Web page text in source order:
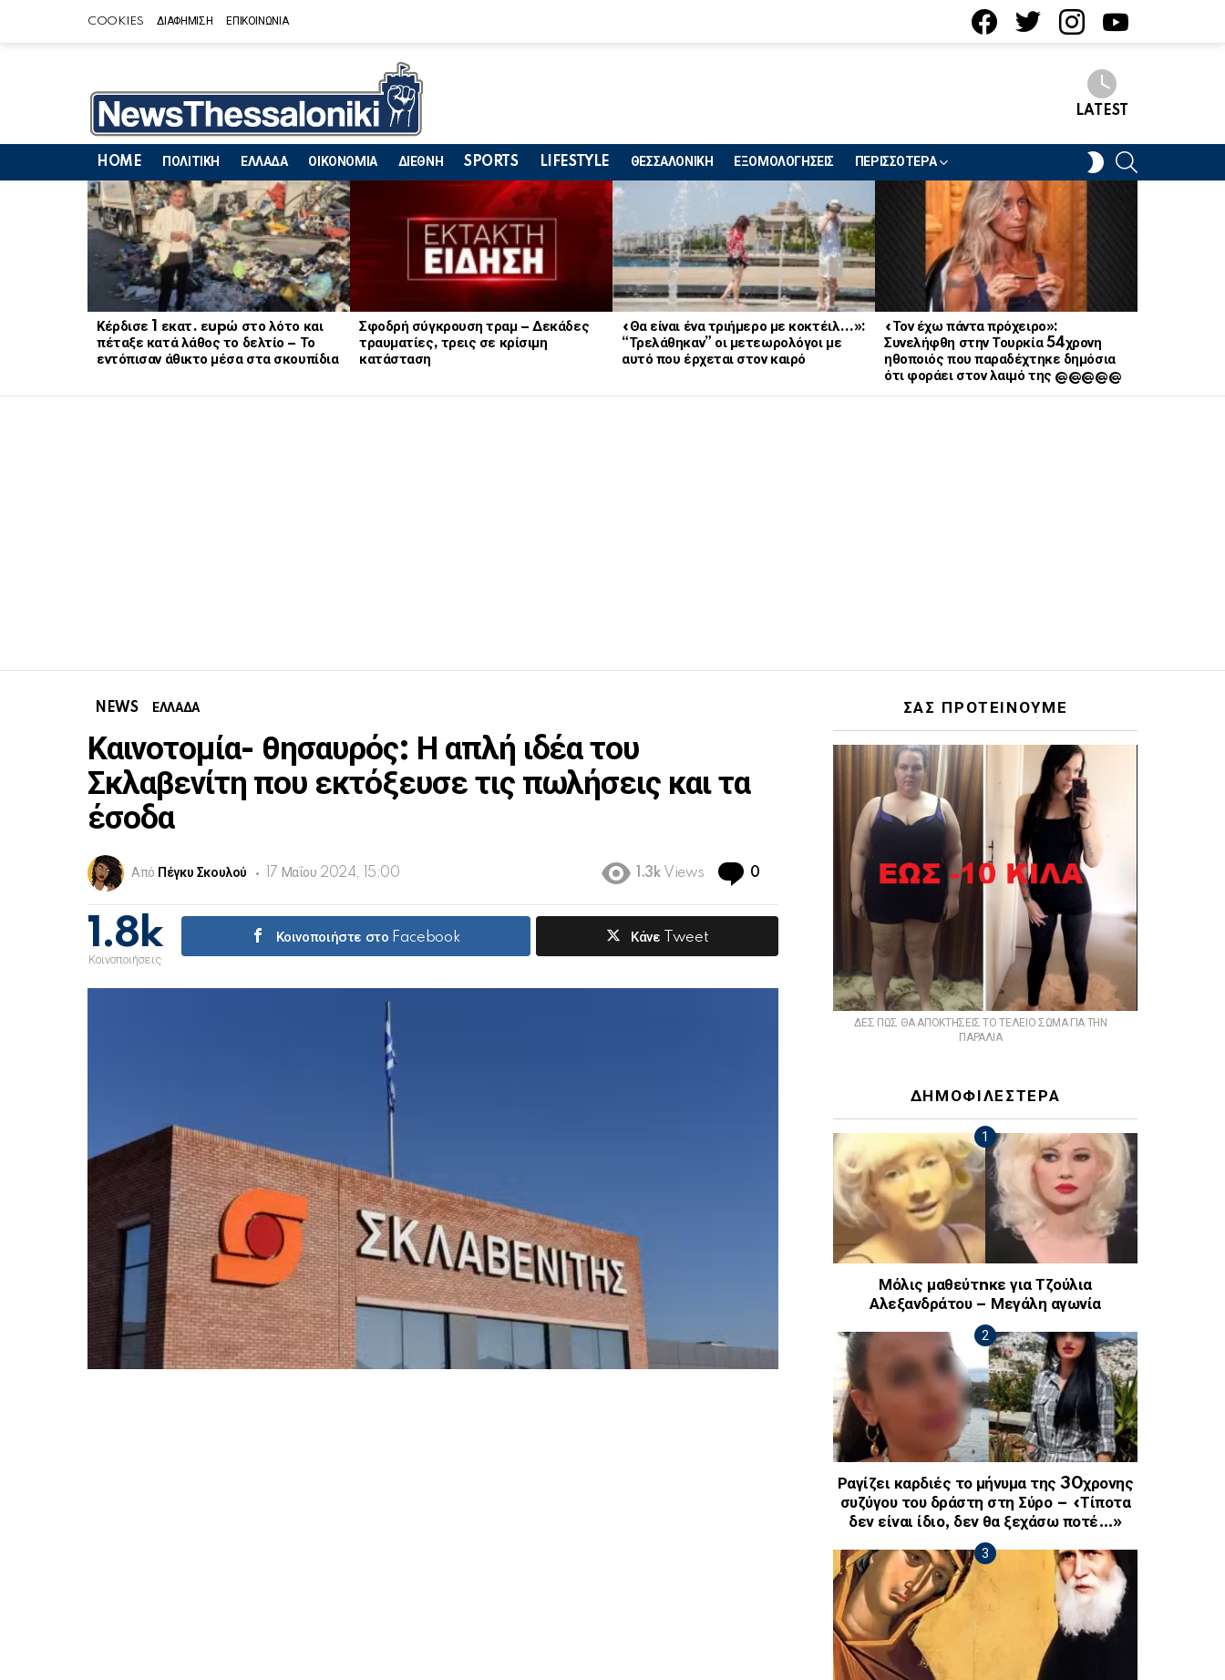
COOKIES ΔΙΑΦΗΜΙΣΗ ΕΠΙΚΟΙΝΩΝΙΑ
LATEST
HOME ΠΟΛΙΤΙΚΗ ΕΛΛΑΔΑ ΟΙΚΟΝΟΜΙΑ ΔΙΕΘΝΗ SPORTS LIFESTYLE ΘΕΣΣΑΛΟΝΙΚΗ ΕΞΟΜΟΛΟΓΗΣΕΙΣ ΠΕΡΙΣΣΟΤΕΡΑ
SWITCH
SKIN
LATEST
STORIES
Κέρδισε 1 εκατ. εupώ στο λότο και
πέταξε κατά λάθος το δελτίο – Το
εντόπισαν άθικτο μέσα στα σκουπίδια
Σφοδρή σύγκρουση τραμ – Δεκάδες
τραυματίες, τρεις σε κρίσιμη
κατάσταση
«Θα είναι ένα τριήμερο με κοκτέιλ…»:
“Τρελάθηκαν” οι μετεωρολόγοι με
αυτό που έρχεται στον καιρό
«Τον έχω πάντα πρόχειρο»:
Συνελήφθη στην Τουρκία 54χρονη
ηθοποιός που παραδέχτηκε δημόσια
ότι φοράει στον λαιμό της @@@@@
NEWS ΕΛΛΑΔΑ
Καινοτομία- θησαυρός: Η απλή ιδέα του
Σκλαβενίτη που εκτόξευσε τις πωλήσεις και τα
έσοδα
Από Πέγκυ Σκουλού 17 Μαΐου 2024, 15:00 1.3k Views 0
1.8k
Κοινοποιήσεις
Κοινοποιήστε στο Facebook Κάνε Tweet
ΣΑΣ ΠΡΟΤΕΙΝΟΥΜΕ
ΔΕΣ ΠΩΣ ΘΑ ΑΠΟΚΤΗΣΕΙΣ ΤΟ ΤΕΛΕΙΟ ΣΩΜΑ ΓΙΑ ΤΗΝ
ΠΑΡΑΛΙΑ
ΔΗΜΟΦΙΛΕΣΤΕΡΑ
Μόλις μαθεύτnκε για Τζούλια
Αλεξανδράτου – Μεγάλη αγωνία
Ραγίζει καρδιές το μήνυμα της 30χρονης
συζύγου του δράστη στη Σύρο – «Τίποτα
δεν είναι ίδιο, δεν θα ξεχάσω ποτέ…»